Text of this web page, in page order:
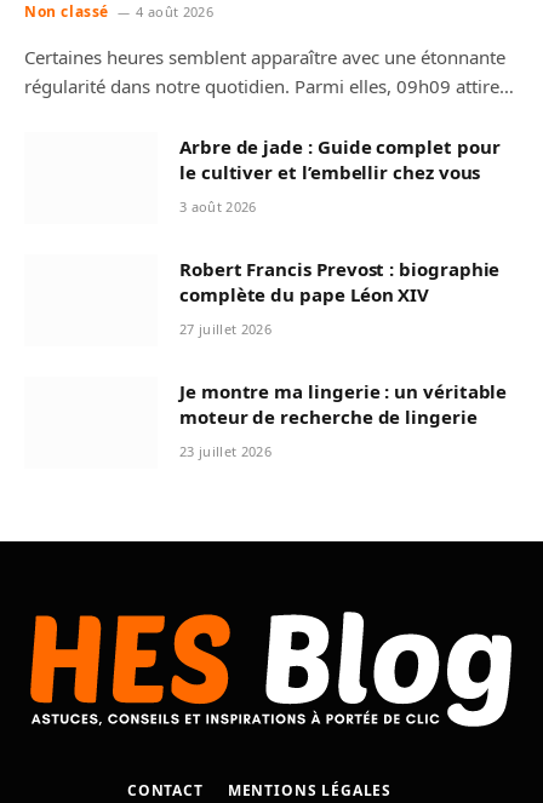
Non classé 4 août 2026
Certaines heures semblent apparaître avec une étonnante
régularité dans notre quotidien. Parmi elles, 09h09 attire…
Arbre de jade : Guide complet pour
le cultiver et l’embellir chez vous
3 août 2026
Robert Francis Prevost : biographie
complète du pape Léon XIV
27 juillet 2026
Je montre ma lingerie : un véritable
moteur de recherche de lingerie
23 juillet 2026
CONTACT MENTIONS LÉGALES